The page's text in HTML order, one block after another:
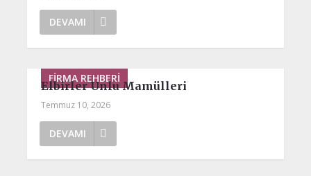
DEVAMI
FIRMA REHBERI
Elbirler Unlu Mamülleri
Temmuz 10, 2026
DEVAMI